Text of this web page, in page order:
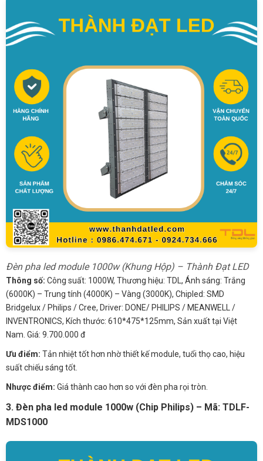
Đèn pha led module 1000w (Khung Hộp) – Thành Đạt LED
Thông số: Công suất: 1000W, Thương hiệu: TDL, Ánh sáng: Trắng
(6000K) – Trung tính (4000K) – Vàng (3000K), Chipled: SMD
Bridgelux / Philips / Cree, Driver: DONE/ PHILIPS / MEANWELL /
INVENTRONICS, Kích thước: 610*475*125mm, Sản xuất tại Việt
Nam. Giá: 9.700.000 đ
Ưu điểm: Tản nhiệt tốt hơn nhờ thiết kế module, tuổi thọ cao, hiệu
suất chiếu sáng tốt.
Nhược điểm: Giá thành cao hơn so với đèn pha rọi tròn.
3. Đèn pha led module 1000w (Chip Philips) – Mã: TDLF-
MDS1000